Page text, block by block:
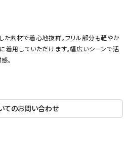
た素材で着心地抜群。フリル部分も軽やか
着用していただけます。幅広いシーンで活
。
てのお問い合わせ